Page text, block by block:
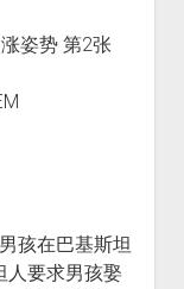
孩在巴基斯坦
人要求男孩娶